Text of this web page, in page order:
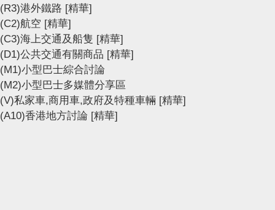
(R3)港外鐵路 [精華]
(C2)航空 [精華]
(C3)海上交通及船隻 [精華]
(D1)公共交通有關商品 [精華]
(M1)小型巴士綜合討論
(M2)小型巴士多媒體分享區
(V)私家車,商用車,政府及特種車輛 [精華]
(A10)香港地方討論 [精華]